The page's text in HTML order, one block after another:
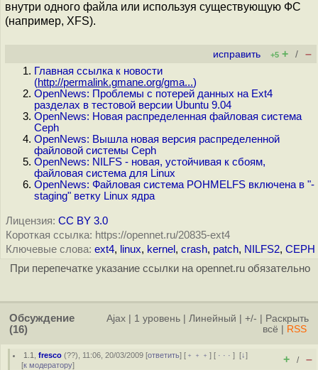
внутри одного файла или используя существующую ФС
(например, XFS).
исправить +5 + / –
Главная ссылка к новости
(http://permalink.gmane.org/gma...)
OpenNews: Проблемы с потерей данных на Ext4
разделах в тестовой версии Ubuntu 9.04
OpenNews: Новая распределенная файловая система
Ceph
OpenNews: Вышла новая версия распределенной
файловой системы Ceph
OpenNews: NILFS - новая, устойчивая к сбоям,
файловая система для Linux
OpenNews: Файловая система POHMELFS включена в "-
staging" ветку Linux ядра
Лицензия: CC BY 3.0
Короткая ссылка: https://opennet.ru/20835-ext4
Ключевые слова: ext4, linux, kernel , crash, patch, NILFS2, CEPH
При перепечатке указание ссылки на opennet.ru обязательно
Обсуждение
(16)
Ajax 1 уровень Линейный +/-
Раскрыть
всё
RSS
1.1 ,fresco (??), 11:06, 20/03/2009 [ответить] [ ﹢﹢﹢] [ · · ·][↓]
[к модератору] + / –